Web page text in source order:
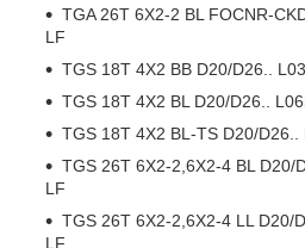
TGA 26T 6X2-2 BL FOCNR-
LF
TGS 18T 4X2 BB D20/D26..
TGS 18T 4X2 BL D20/D26..
TGS 18T 4X2 BL-TS D20/
TGS 26T 6X2-2,6X2-4 BL
LF
TGS 26T 6X2-2,6X2-4 LL
LF